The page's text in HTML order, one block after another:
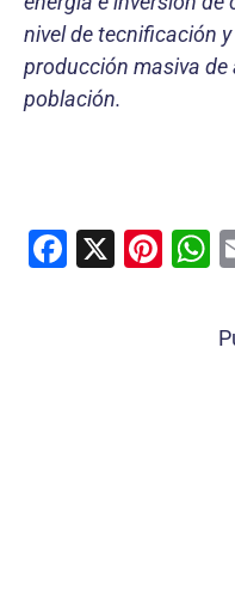
nivel de tecnificación
producción masiva
población.
F
X
Pi